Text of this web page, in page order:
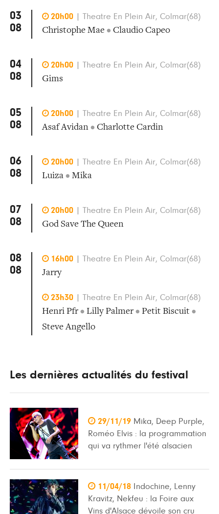
03
08
 20h00 Theatre En Plein Air, Colmar(68)
Christophe Mae • Claudio Capeo
04
08
 20h00 Theatre En Plein Air, Colmar(68)
Gims
05
08
 20h00 Theatre En Plein Air, Colmar(68)
Asaf Avidan • Charlotte Cardin
06
08
 20h00 Theatre En Plein Air, Colmar(68)
Luiza • Mika
07
08
 20h00 Theatre En Plein Air, Colmar(68)
God Save The Queen
08
08
 16h00 Theatre En Plein Air, Colmar(68)
Jarry
 23h30 Theatre En Plein Air, Colmar(68)
Henri Pfr • Lilly Palmer • Petit Biscuit •
Steve Angello
Les dernières actualités du festival
 29/11/19 Mika, Deep Purple,
Roméo Elvis : la programmation
qui va rythmer l'été alsacien
 11/04/18
Indochine, Lenny
Kravitz, Nekfeu : la Foire aux
Vins d'Alsace dévoile son cru